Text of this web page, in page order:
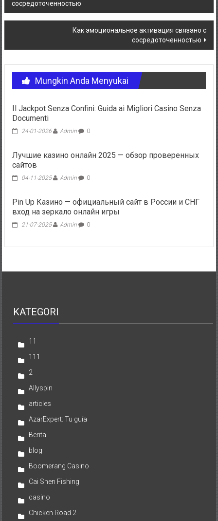
pos
сосредоточенностью
Как эмоциональное активация связано с
сосредоточенностью
Mungkin Anda Menyukai
Il Jackpot Senza Confini: Guida ai Migliori Casino Senza
Documenti
24-01-2026 Admin 0
Лучшие казино онлайн 2025 — обзор проверенных
сайтов
04-11-2025 Admin 0
Pin Up Казино — официальный сайт в России и СНГ
вход на зеркало онлайн игры
21-07-2025 Admin 0
KATEGORI
11
111
2
Allyspin
articles
AzarExpert: Tu guía
Berita
blog
Boomerang Casino
Cai Shen Fishing
casino
Chicken Road 2